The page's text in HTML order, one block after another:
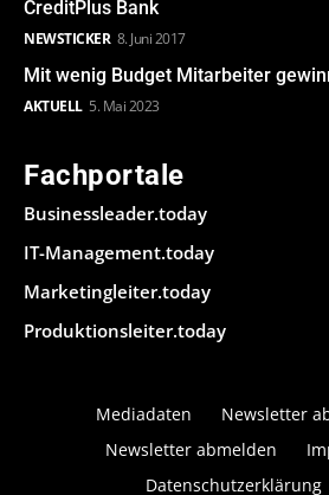
CreditPlus Bank
NEWSTICKER 8. Juni 2017
Mit wenig Budget Mitarbeiter
AKTUELL 5. Mai 2023
Fachportale
Businessleader.today
IT-Management.today
Marketingleiter.today
Produktionsleiter.today
Mediadaten
Newsletter
Newsletter abmelden
Datenschutzerklärung